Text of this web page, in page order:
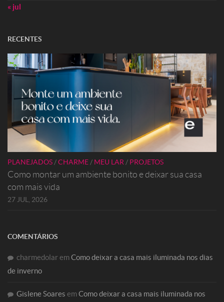
« jul
RECENTES
PLANEJADOS /CHARME / MEU LAR / PROJETOS
Como montar um ambiente bonito e deixar sua casa
com mais vida
27 JUL, 2026
COMENTÁRIOS
charmedolaremComo deixar a casa mais iluminada nos dias
de inverno
Gislene Soares emComo deixar a casa mais iluminada nos